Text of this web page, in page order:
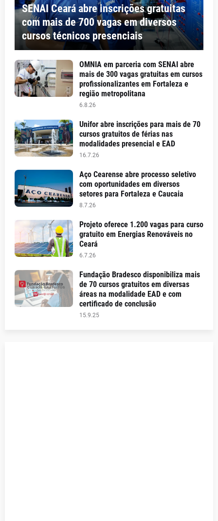
SENAI Ceará abre inscrições gratuitas
com mais de 700 vagas em diversos
cursos técnicos presenciais
OMNIA em parceria com SENAI abre
mais de 300 vagas gratuitas em cursos
profissionalizantes em Fortaleza e
região metropolitana
6.8.26
Unifor abre inscrições para mais de 70
cursos gratuitos de férias nas
modalidades presencial e EAD
16.7.26
Aço Cearense abre processo seletivo
com oportunidades em diversos
setores para Fortaleza e Caucaia
8.7.26
Projeto oferece 1.200 vagas para curso
gratuito em Energias Renováveis no
Ceará
6.7.26
Fundação Bradesco disponibiliza mais
de 70 cursos gratuitos em diversas
áreas na modalidade EAD e com
certificado de conclusão
15.9.25